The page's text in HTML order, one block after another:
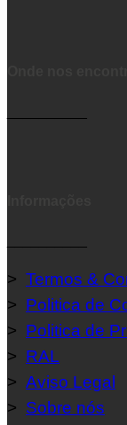
> Termos &
> Politica de
> Politica de
> RAL
> Aviso Legal
> Sobre nós